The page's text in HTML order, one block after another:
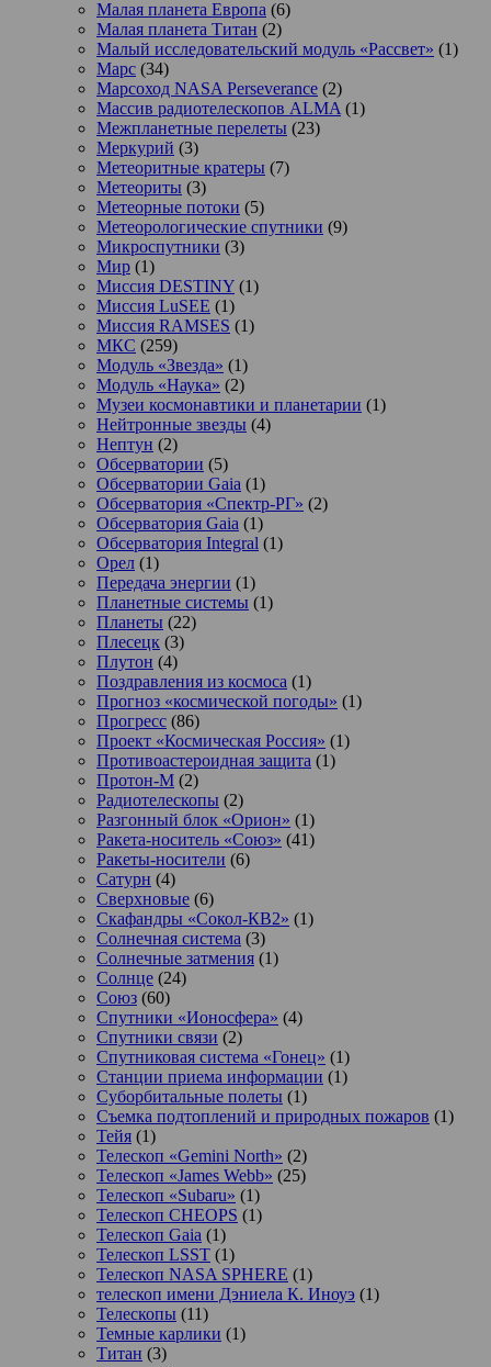
Малая планета Европа (6)
Малая планета Титан (2)
Малый исследовательский модуль «Рассвет» (1)
Марс (34)
Марсоход NASA Perseverance (2)
Массив радиотелескопов ALMA (1)
Межпланетные перелеты (23)
Меркурий (3)
Метеоритные кратеры (7)
Метеориты (3)
Метеорные потоки (5)
Метеорологические спутники (9)
Микроспутники (3)
Мир (1)
Миссия DESTINY (1)
Миссия LuSEE (1)
Миссия RAMSES (1)
МКС (259)
Модуль «Звезда» (1)
Модуль «Наука» (2)
Музеи космонавтики и планетарии (1)
Нейтронные звезды (4)
Нептун (2)
Обсерватории (5)
Обсерватории Gaia (1)
Обсерватория «Спектр-РГ» (2)
Обсерватория Gaia (1)
Обсерватория Integral (1)
Орел (1)
Передача энергии (1)
Планетные системы (1)
Планеты (22)
Плесецк (3)
Плутон (4)
Поздравления из космоса (1)
Прогноз «космической погоды» (1)
Прогресс (86)
Проект «Космическая Россия» (1)
Противоастероидная защита (1)
Протон-М (2)
Радиотелескопы (2)
Разгонный блок «Орион» (1)
Ракета-носитель «Союз» (41)
Ракеты-носители (6)
Сатурн (4)
Сверхновые (6)
Скафандры «Сокол-КВ2» (1)
Солнечная система (3)
Солнечные затмения (1)
Солнце (24)
Союз (60)
Спутники «Ионосфера» (4)
Спутники связи (2)
Спутниковая система «Гонец» (1)
Станции приема информации (1)
Суборбитальные полеты (1)
Съемка подтоплений и природных пожаров (1)
Тейя (1)
Телескоп «Gemini North» (2)
Телескоп «James Webb» (25)
Телескоп «Subaru» (1)
Телескоп CHEOPS (1)
Телескоп Gaia (1)
Телескоп LSST (1)
Телескоп NASA SPHERE (1)
телескоп имени Дэниела К. Иноуэ (1)
Телескопы (11)
Темные карлики (1)
Титан (3)